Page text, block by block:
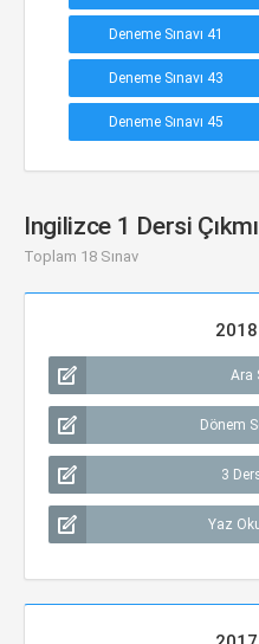
Deneme Sınavı 41
Deneme Sınavı 43
Deneme Sınavı 45
Ingilizce 1 Dersi
Toplam 18 Sınav
Ara
Dönem
3
Yaz